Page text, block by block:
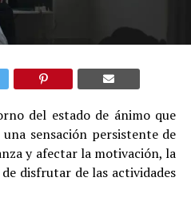
del estado de ánimo que
sensación persistente de
y afectar la motivación, la
disfrutar de las actividades